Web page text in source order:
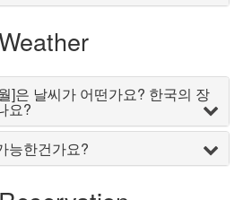
]은 날씨가 어떤가요? 한국의 장
요?
능한건가요?